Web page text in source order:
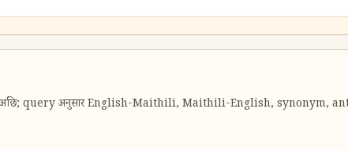
अछि; query अनुसार English-Maithili, Maithili-English, synonym,